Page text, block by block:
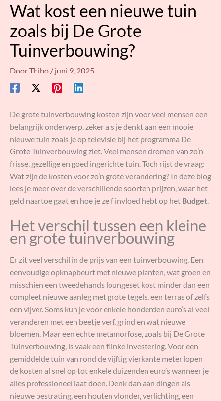
Wat kost een nieuwe tuin
zoals bij De Grote
Tuinverbouwing?
DoorThibo / juni 9, 2025
De grote tuinverbouwing kosten zijn voor veel mensen een
belangrijk onderwerp, zeker als je denkt aan een mooie
nieuwe tuin zoals je op televisie bij het programma De
Grote Tuinverbouwing ziet. Veel mensen dromen van zo’n
frisse, gezellige en goed ingerichte tuin. Toch rijst de vraag:
Wat zijn de kosten voor zo’n grote verandering? In deze blog
lees je meer over de verschillende soorten prijzen, waar het
geld naartoe gaat en hoe je zelf invloed hebt op het Budget.
Het verschil tussen een kleine
en grote tuinverbouwing
Er zit veel verschil in de prijs van een tuinverbouwing. Een
eenvoudige opknapbeurt met nieuwe planten, wat groen en
misschien een tweedehands loungeset kost minder dan een
compleet nieuwe aanleg met grote tegels, een terras of zelfs
een vijver. Soms kun je voor enkele honderden euro’s al veel
veranderen met een beetje verf, grind en wat nieuwe
bloemen. Maar een echte metamorfose, zoals bij De Grote
Tuinverbouwing, is vaak een flinke investering. Voor een
gemiddelde tuin van rond de vijftig vierkante meter lopen
de kosten al snel op tot enkele duizenden euro’s wanneer je
alles professioneel laat doen. Denk dan aan dingen als
nieuwe bestrating, een houten vlonder, verlichting, een